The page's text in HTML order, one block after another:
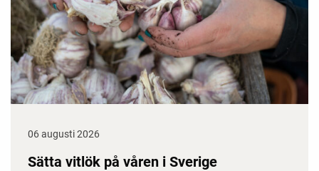
06 augusti 2026
Sätta vitlök på våren i Sverige